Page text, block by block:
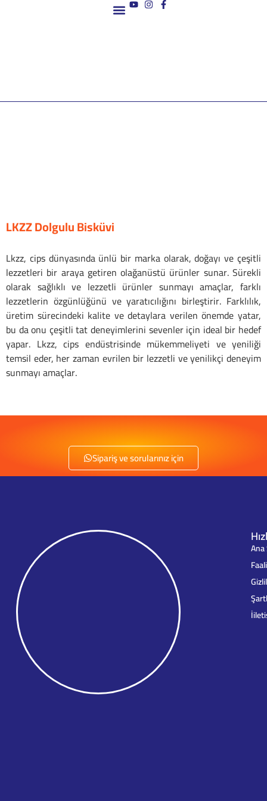
LKZZ Dolgulu Bisküvi
Lkzz, cips dünyasında ünlü bir marka olarak, doğayı ve çeşitli
lezzetleri bir araya getiren olağanüstü ürünler sunar. Sürekli
olarak sağlıklı ve lezzetli ürünler sunmayı amaçlar, farklı
lezzetlerin özgünlüğünü ve yaratıcılığını birleştirir. Farklılık,
üretim sürecindeki kalite ve detaylara verilen önemde yatar,
bu da onu çeşitli tat deneyimlerini sevenler için ideal bir hedef
yapar. Lkzz, cips endüstrisinde mükemmeliyeti ve yeniliği
temsil eder, her zaman evrilen bir lezzetli ve yenilikçi deneyim
sunmayı amaçlar.
Lkzz Dolgulu Bisküvi Süt - 8682644645483
Lkzz Dolgulu Bisküvi Çikolata - 8682644645469
Lkzz Dolgulu Bisküvi Çilek - 8682644645476
Sipariş ve sorularınız için